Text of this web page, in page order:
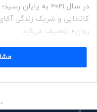
در سال ۲۰۲۱ به
کانادایی و شریک زندگی
روان» توصیف می‌کرد.
او در مارس
به دنیا آمد.
اگرچه این زوج قصد اعلام